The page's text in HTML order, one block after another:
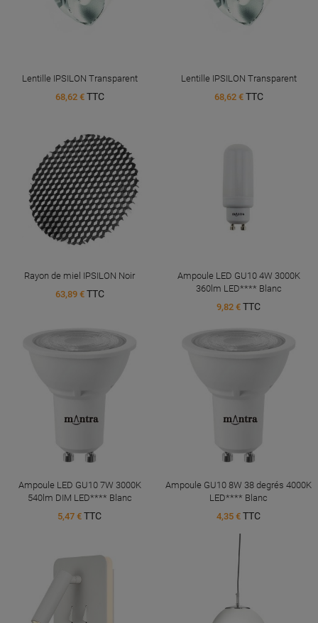
Lentille IPSILON Transparent
68,62 € TTC
Lentille IPSILON Transparent
68,62 € TTC
Rayon de miel IPSILON Noir
63,89 € TTC
Ampoule LED GU10 4W 3000K
360lm LED**** Blanc
9,82 € TTC
Ampoule LED GU10 7W 3000K
540lm DIM LED**** Blanc
5,47 € TTC
Ampoule GU10 8W 38 degrés 4000K
LED**** Blanc
4,35 € TTC